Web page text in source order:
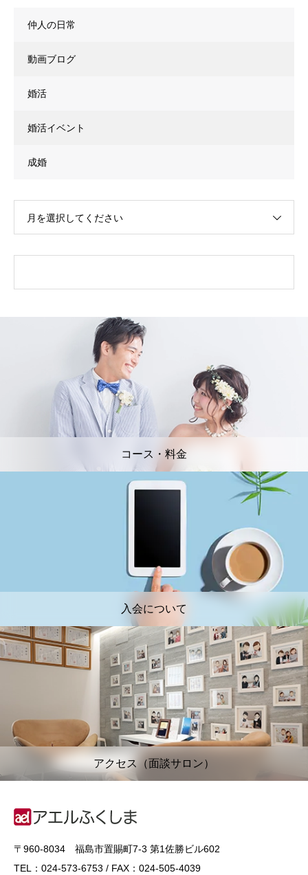
仲人の日常
動画ブログ
婚活
婚活イベント
成婚
月を選択してください
コース・料金
入会について
アクセス（面談サロン）
〒960-8034 福島市置賜町7-3 第1佐勝ビル602
TEL：024-573-6753 / FAX：024-505-4039